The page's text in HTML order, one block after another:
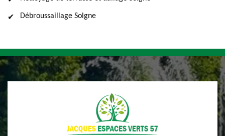
Débroussaillage Solgne